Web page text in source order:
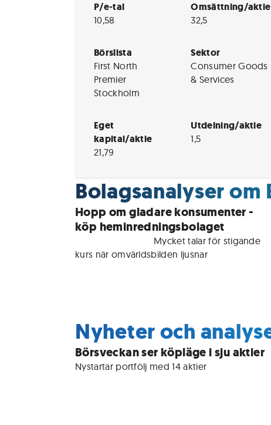
P/e-tal
10,58
Omsättning/aktie
32,5
Börslista
First North
Premier
Stockholm
Sektor
Consumer Goods
& Services
Eget
kapital/aktie
21,79
Utdelning/aktie
1,5
Bolagsanalyser om
Hopp om gladare konsumenter -
köp heminredningsbolaget
Mycket talar för stigande
kurs när omvärldsbilden ljusnar
Nyheter och
Börsveckan ser köpläge i sju aktier
Nystartar portfölj med 14 aktier